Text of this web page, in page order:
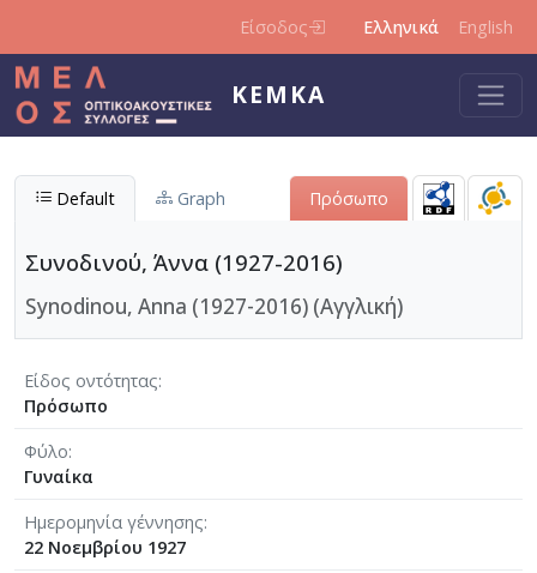
Είσοδος Ελληνικά English
ΚΕΜΚΑ
Default Graph Πρόσωπο
Συνοδινού, Άννα (1927-2016)
Synodinou, Anna (1927-2016) (Αγγλική)
Είδος οντότητας
Πρόσωπο
Φύλο
Γυναίκα
Ημερομηνία γέννησης
22 Νοεμβρίου 1927